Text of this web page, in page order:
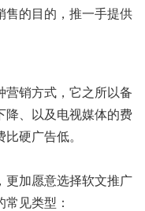
售的目的，推一手提供
营销方式，它之所以备
降、以及电视媒体的费
硬广告低。
更加愿意选择软文推广
见类型：